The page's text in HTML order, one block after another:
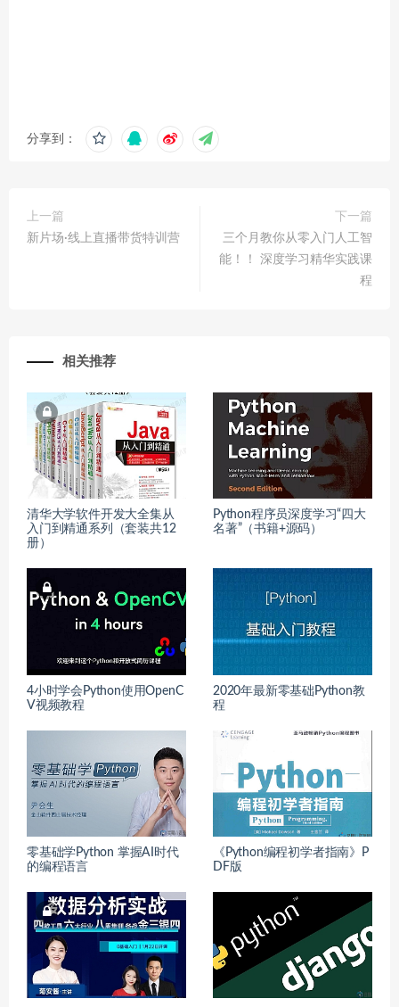
分享到：
上一篇
新片场·线上直播带货特训营
下一篇
三个月教你从零入门人工智
能！！ 深度学习精华实践课
程
相关推荐
清华大学软件开发大全集从
入门到精通系列（套装共12
册）
Python程序员深度学习“四大
名著”（书籍+源码）
4小时学会Python使用OpenC
V视频教程
2020年最新零基础Python教
程
零基础学Python 掌握AI时代
的编程语言
《Python编程初学者指南》P
DF版